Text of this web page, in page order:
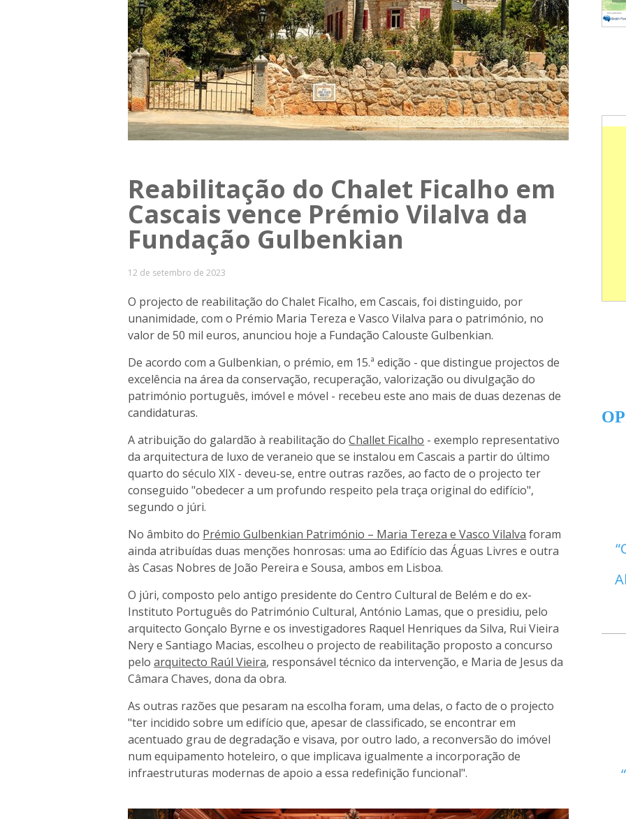
Reabilitação do Chalet Ficalho em
Cascais vence Prémio Vilalva da
Fundação Gulbenkian
12 de setembro de 2023
O projecto de reabilitação do Chalet Ficalho, em Cascais, foi distinguido, por
unanimidade, com o Prémio Maria Tereza e Vasco Vilalva para o património, no
valor de 50 mil euros, anunciou hoje a Fundação Calouste Gulbenkian.
De acordo com a Gulbenkian, o prémio, em 15.ª edição - que distingue projectos de
excelência na área da conservação, recuperação, valorização ou divulgação do
património português, imóvel e móvel - recebeu este ano mais de duas dezenas de
candidaturas.
A atribuição do galardão à reabilitação doChallet Ficalho - exemplo representativo
da arquitectura de luxo de veraneio que se instalou em Cascais a partir do último
quarto do século XIX - deveu-se, entre outras razões, ao facto de o projecto ter
conseguido "obedecer a um profundo respeito pela traça original do edifício",
segundo o júri.
No âmbito do Prémio Gulbenkian Património – Maria Tereza e Vasco Vilalva foram
ainda atribuídas duas menções honrosas: uma ao Edifício das Águas Livres e outra
às Casas Nobres de João Pereira e Sousa, ambos em Lisboa.
O júri, composto pelo antigo presidente do Centro Cultural de Belém e do ex-
Instituto Português do Património Cultural, António Lamas, que o presidiu, pelo
arquitecto Gonçalo Byrne e os investigadores Raquel Henriques da Silva, Rui Vieira
Nery e Santiago Macias, escolheu o projecto de reabilitação proposto a concurso
peloarquitecto Raúl Vieira, responsável técnico da intervenção, e Maria de Jesus da
Câmara Chaves, dona da obra.
As outras razões que pesaram na escolha foram, uma delas, o facto de o projecto
"ter incidido sobre um edifício que, apesar de classificado, se encontrar em
acentuado grau de degradação e visava, por outro lado, a reconversão do imóvel
num equipamento hoteleiro, o que implicava igualmente a incorporação de
infraestruturas modernas de apoio a essa redefinição funcional".